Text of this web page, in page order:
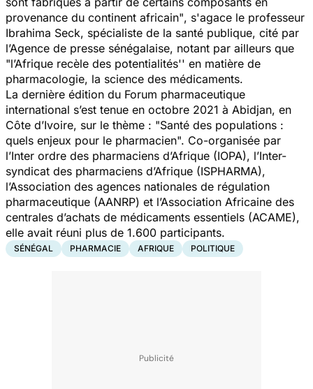
provenance du continent africain", s'agace le professeur
Ibrahima Seck, spécialiste de la santé publique, cité par
l’Agence de presse sénégalaise, notant par ailleurs que
"l’Afrique recèle des potentialités'' en matière de
pharmacologie, la science des médicaments.
La dernière édition du Forum pharmaceutique
international s’est tenue en octobre 2021 à Abidjan, en
Côte d’Ivoire, sur le thème : "Santé des populations :
quels enjeux pour le pharmacien". Co-organisée par
l’Inter ordre des pharmaciens d’Afrique (IOPA), l’Inter-
syndicat des pharmaciens d’Afrique (ISPHARMA),
l’Association des agences nationales de régulation
pharmaceutique (AANRP) et l’Association Africaine des
centrales d’achats de médicaments essentiels (ACAME),
elle avait réuni plus de 1.600 participants.
SÉNÉGAL PHARMACIE AFRIQUE POLITIQUE